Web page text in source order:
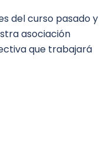
del curso pasado y
asociación
que trabajará